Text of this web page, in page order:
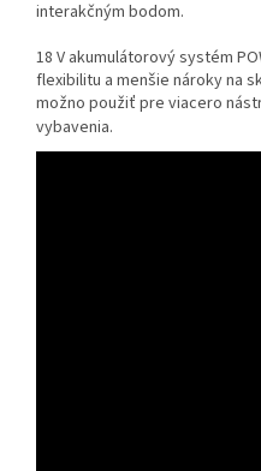
interakčným bodom.
18 V akumulátorový systém
flexibilitu a menšie nároky na
možno použiť pre viacero
vybavenia.